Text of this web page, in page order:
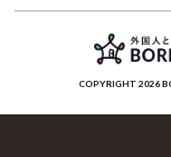
COPYRIGHT 2026